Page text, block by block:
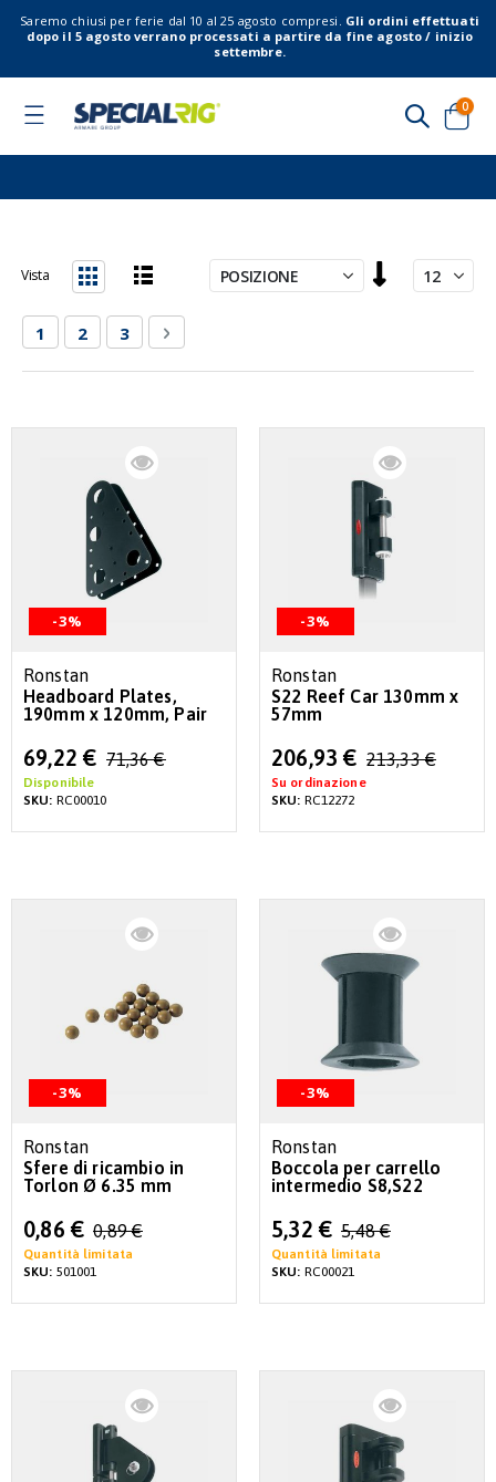
Saremo chiusi per ferie dal 10 al 25 agosto compresi. Gli ordini effettuati
dopo il 5 agosto verrano processati a partire da fine agosto / inizio
settembre.
Toggle
Cart
0
la
Pagina
Attualmente stai leggendo la pagina
1 Pagina
2 Pagina
3 Pagina
Successivo
Vista
-3%
Ronstan
Headboard Plates,
190mm x 120mm, Pair
Special
Price
69,22 € 71,36 €
Disponibile
SKU: RC00010
-3%
Ronstan
S22 Reef Car 130mm x
57mm
Special
Price
206,93 € 213,33 €
Su ordinazione
SKU: RC12272
-3%
Ronstan
Sfere di ricambio in
Torlon Ø 6.35 mm
Special
Price
0,86 € 0,89 €
Quantità limitata
SKU: 501001
-3%
Ronstan
Boccola per carrello
intermedio S8,S22
Special
Price
5,32 € 5,48 €
Quantità limitata
SKU: RC00021